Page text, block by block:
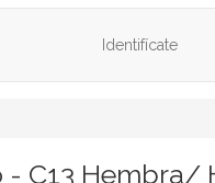
Identifícate
- C13 Hembra/